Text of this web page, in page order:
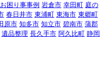
困り事事例 岩倉市 幸田町 庭の
春日井市 東浦町 東海市 東郷町
原市 知多市 知立市 碧南市 蒲郡
遺品整理 長久手市 阿久比町 静岡